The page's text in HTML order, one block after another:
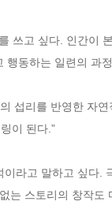
쓰고 싶다. 인간
행동하는 일련의 과
섭리를 반영한 자
이 된다.”
라고 말하고 싶다
는 스토리의 창작